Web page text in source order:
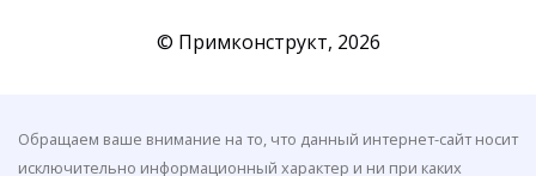
© Примконструкт, 2026
Обращаем ваше внимание на то, что данный интернет-сайт носит
исключительно информационный характер и ни при каких